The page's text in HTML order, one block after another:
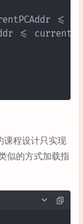
<=
<=
课程设计只实现
似的方式加载指